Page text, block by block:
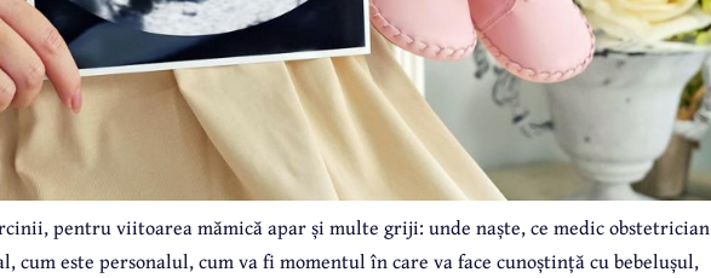
pentru viitoarea mămică apar și multe griji: unde naște, ce medic obstetrician
cum este personalul, cum va fi momentul în care va face cunoștință cu bebelușul,